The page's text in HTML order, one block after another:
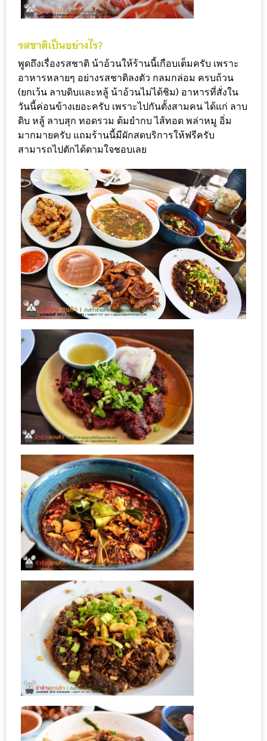
หิว
ข้าว
อร่อย
ที่สุด?
งาน
แฟร์
เรื่อง
บ้าน
ที่
ทุก
คน
ต้อง
มา
พบ
สินค้า
เรื่อง
บ้าน
คุ้ม
ครบ
จบ
ที่
เดียว
HOMEPRO
2017
เชียงใหม่
จัด
เต็ม
กับ
แผนที่
ร้าน
หมู
กระทะ
ทั่ว
เชียงใหม่
งบ
ไม่
บาน
ปลาย
พูดถึงเรื่องรสชาติ น้าอ้วนให้ร้านนี้เกือบเต็มครับ เพราะ
อาหารหลายๆ อย่างรสชาติลงตัว กลมกล่อม ครบถ้วน
(ยกเว้น ลาบดิบและหลู้ น้าอ้วนไม่ได้ชิม) อาหารที่สั่งใน
วันนี้ค่อนข้างเยอะครับ เพราะไปกันตั้งสามคน ได้แก่ ลาบ
ดิบ หลู้ ลาบสุก ทอดรวม ต้มยำกบ ไส้ทอด พล่าหมู อิ่ม
มากมายครับ แถมร้านนี้มีผักสดบริการให้ฟรีครับ
สามารถไปตักได้ตามใจชอบเลย